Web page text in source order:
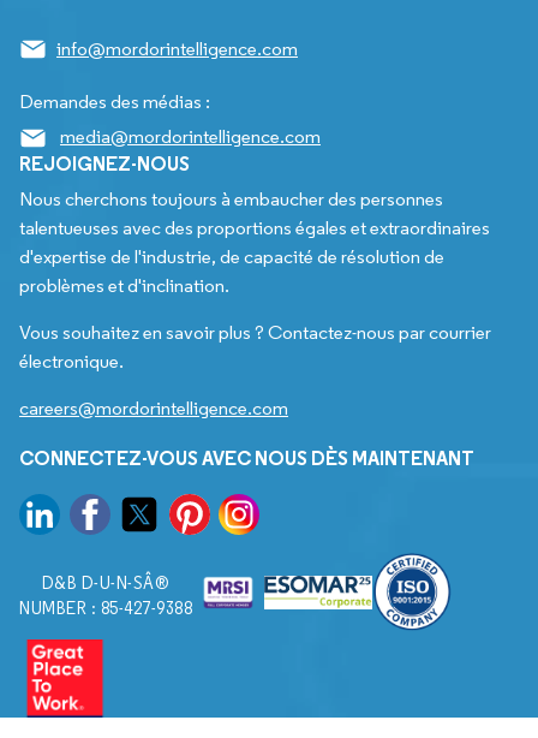
info@mordorintelligence.com
Demandes des médias :
media@mordorintelligence.com
REJOIGNEZ-NOUS
Nous cherchons toujours à embaucher des personnes
talentueuses avec des proportions égales et extraordinaires
d'expertise de l'industrie, de capacité de résolution de
problèmes et d'inclination.
Vous souhaitez en savoir plus ? Contactez-nous par courrier
électronique.
careers@mordorintelligence.com
CONNECTEZ-VOUS AVEC NOUS DÈS MAINTENANT
D&B D-U-N-SÂ®
NUMBER : 85-427-9388